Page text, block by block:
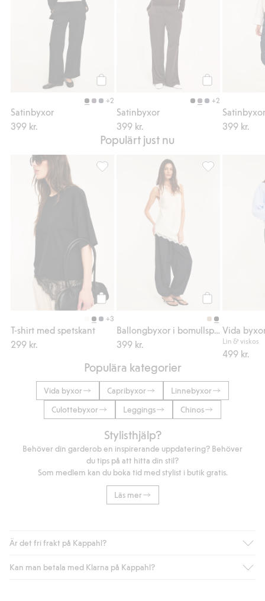
+2
Satinbyxor
399 kr.
+2
Satinbyxor
399 kr.
399 kr.
Populärt just nu
+3
T-shirt med spetskant
299 kr.
T-shirt med spetskant, Lägg till i favoriter
399 kr.
Ballongbyxor
Vida
Lin & viskos
499 kr.
Populära kategorier
Vida byxor Capribyxor
Linnebyxor
Culottebyxor
Leggings Chinos
Stylisthjälp?
Behöver din garderob en inspirerande uppdatering? Behöver
du tips på att hitta din stil?
Som medlem kan du boka tid med stylist i butik gratis.
Läs mer
Är det fri frakt på Kappahl?
Är du medlem i Kappahl Club har du alltid gratis frakt till butik
Kan man betala med Klarna på Kappahl?